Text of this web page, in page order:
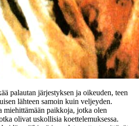
palautan järjestyksen ja oikeuden, teen
lähteen samoin kuin veljeyden.
miehittämään paikkoja, jotka olen
olivat uskollisia koettelemuksessa.